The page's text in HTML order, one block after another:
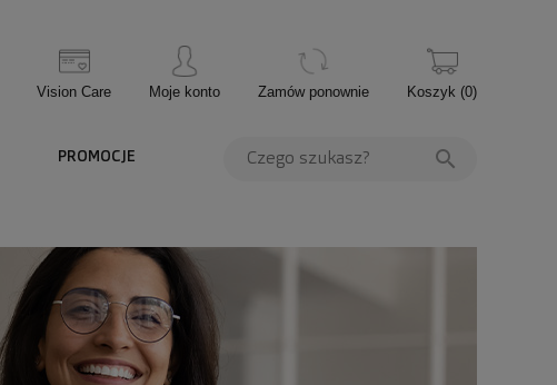
Vision Care Moje konto Zamów ponownie Koszyk (0)
PROMOCJE